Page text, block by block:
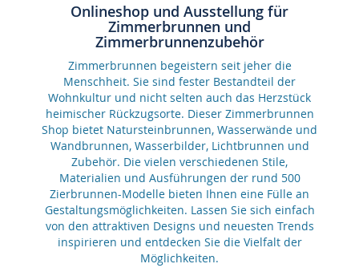
Onlineshop und Ausstellung für
Zimmerbrunnen und
Zimmerbrunnenzubehör
Zimmerbrunnen begeistern seit jeher die
Menschheit. Sie sind fester Bestandteil der
Wohnkultur und nicht selten auch das Herzstück
heimischer Rückzugsorte. Dieser Zimmerbrunnen
Shop bietet Natursteinbrunnen, Wasserwände und
Wandbrunnen, Wasserbilder, Lichtbrunnen und
Zubehör. Die vielen verschiedenen Stile,
Materialien und Ausführungen der rund 500
Zierbrunnen-Modelle bieten Ihnen eine Fülle an
Gestaltungsmöglichkeiten. Lassen Sie sich einfach
von den attraktiven Designs und neuesten Trends
inspirieren und entdecken Sie die Vielfalt der
Möglichkeiten.